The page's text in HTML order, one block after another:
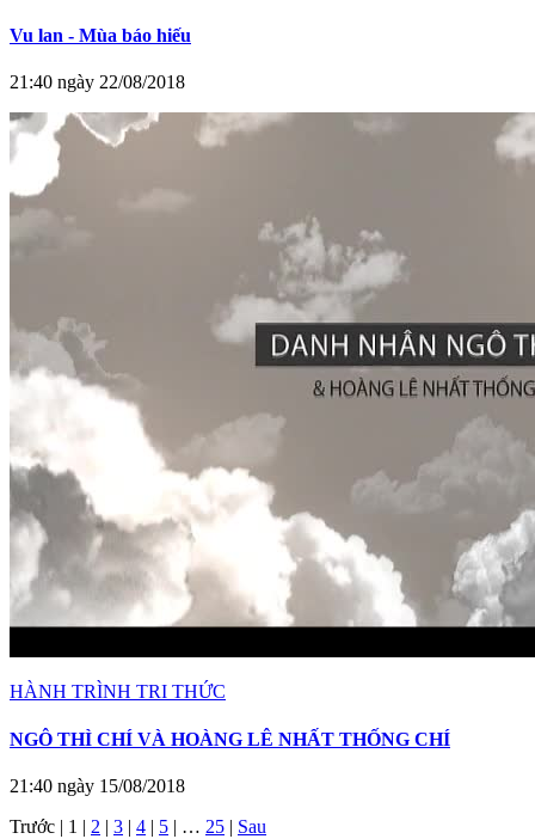
Vu lan - Mùa báo hiếu
21:40 ngày 22/08/2018
HÀNH TRÌNH TRI THỨC
NGÔ THÌ CHÍ VÀ HOÀNG LÊ NHẤT THỐNG CHÍ
21:40 ngày 15/08/2018
Trước | 1 | 2 | 3 | 4 | 5 | … 25 | Sau